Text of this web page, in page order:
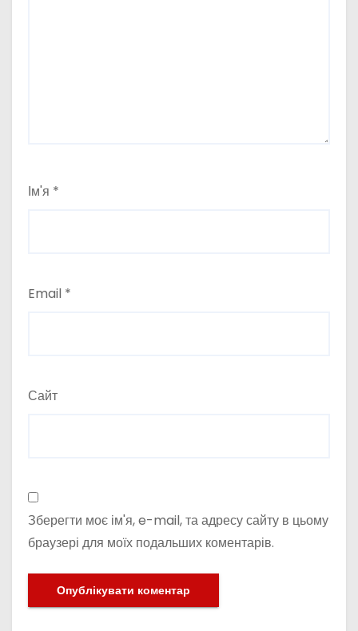
Ім'я *
Email *
Сайт
Зберегти моє ім'я, e-mail, та адресу сайту в цьому
браузері для моїх подальших коментарів.